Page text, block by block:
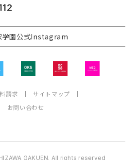
学園公式Instagram
請求
サイトマップ
お問い合わせ
GAKUEN. All rights reserved